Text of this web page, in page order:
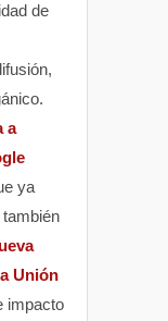
de
a
ya
Unión
impacto